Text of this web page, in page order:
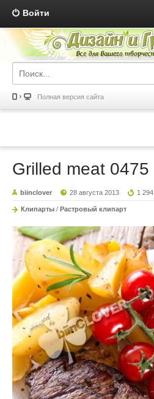
Войти
Полная версия сайта
Grilled meat 0475
biinclover 28 августа 2013 1 294
Клипарты / Растровый клипарт